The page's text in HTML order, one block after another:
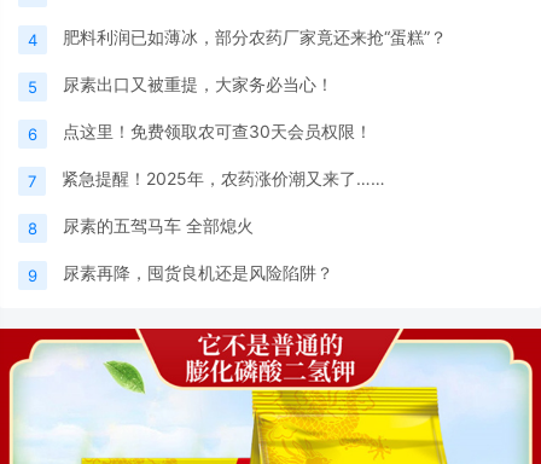
4 肥料利润已如薄冰，部分农药厂家竟还来抢“蛋糕”？
5 尿素出口又被重提，大家务必当心！
6 点这里！免费领取农可查30天会员权限！
7 紧急提醒！2025年，农药涨价潮又来了……
8 尿素的五驾马车 全部熄火
9 尿素再降，囤货良机还是风险陷阱？